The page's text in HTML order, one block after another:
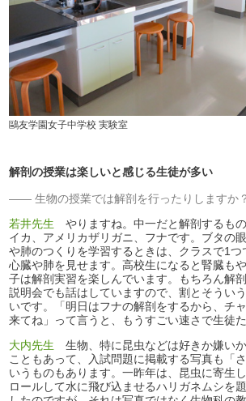
鷗友学園女子中学校 実験室
解剖の授業は楽しいと感じる生徒が多い
生物の授業では解剖を行ったりしますか？
若井先生 やりますね。中一だと解剖するもの
イカ、アメリカザリガニ、フナです。ブタの
や肺のつくりを学習するときは、クラスで1
心臓や肺を見せます。高校生になると腎臓も
子は解剖実習を楽しんでいます。もちろん解
説明会でも話はしていますので、割とそうい
いです。「明日はフナの解剖をするから、チ
来てね」って言うと、もうすごい速さで生徒
大内先生 生物、特に昆虫などは好きか嫌い
こともあって、入試問題に掲載する写真も「
いうものもあります。一昨年は、昆虫に寄生
ロールして水に飛び込ませるハリガネムシを